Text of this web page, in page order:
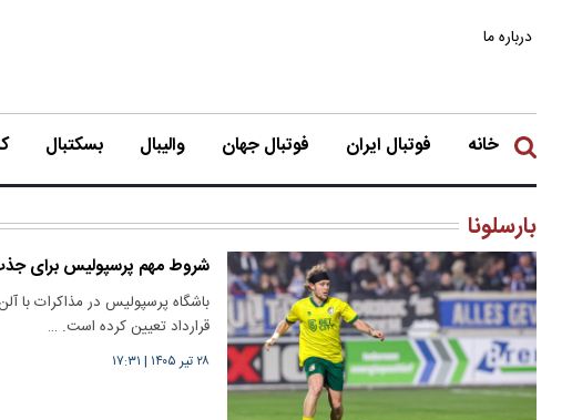
درباره ما
خانه فوتبال ایران فوتبال جهان والیبال بسکتبال
بارسلونا
شروط مهم پرسپولیس برای جذب
باشگاه پرسپولیس در مذاکرات با
قرارداد تعیین کرده است. …
۲۸ تیر ۱۴۰۵ | ۱۷:۳۱